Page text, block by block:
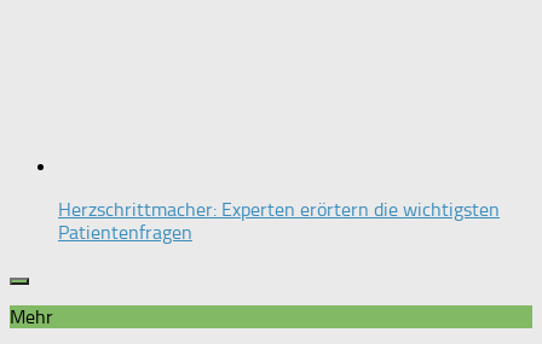
Herzschrittmacher: Experten erörtern die wichtigsten
Patientenfragen
Mehr